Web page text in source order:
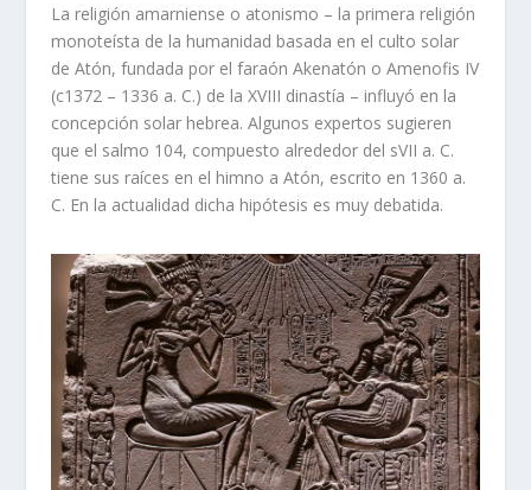
La religión amarniense o atonismo – la primera religión
monoteísta de la humanidad basada en el culto solar
de Atón, fundada por el faraón Akenatón o Amenofis IV
(c1372 – 1336 a. C.) de la XVIII dinastía – influyó en la
concepción solar hebrea. Algunos expertos sugieren
que el salmo 104, compuesto alrededor del sVII a. C.
tiene sus raíces en el himno a Atón, escrito en 1360 a.
C. En la actualidad dicha hipótesis es muy debatida.